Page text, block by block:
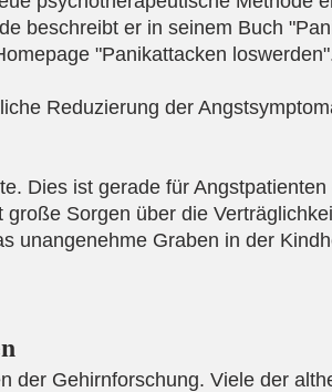
beschreibt er in seinem Buch
"Panikattacken
Reduzierung der
Dies ist gerade für Angstpatienten
Sorgen über die
unangenehme Graben in der
der Gehirnforschung. Viele der